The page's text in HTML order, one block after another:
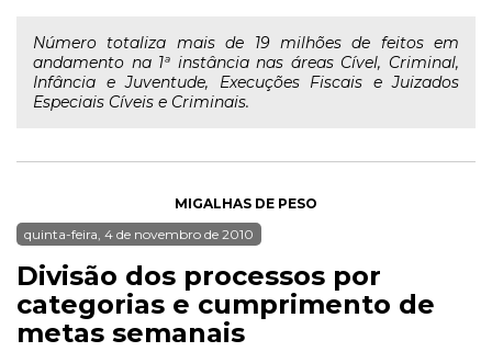
Número totaliza mais de 19 milhões de feitos em
andamento na 1ª instância nas áreas Cível, Criminal,
Infância e Juventude, Execuções Fiscais e Juizados
Especiais Cíveis e Criminais.
MIGALHAS DE PESO
quinta-feira, 4 de novembro de 2010
Divisão dos processos por
categorias e cumprimento de
metas semanais